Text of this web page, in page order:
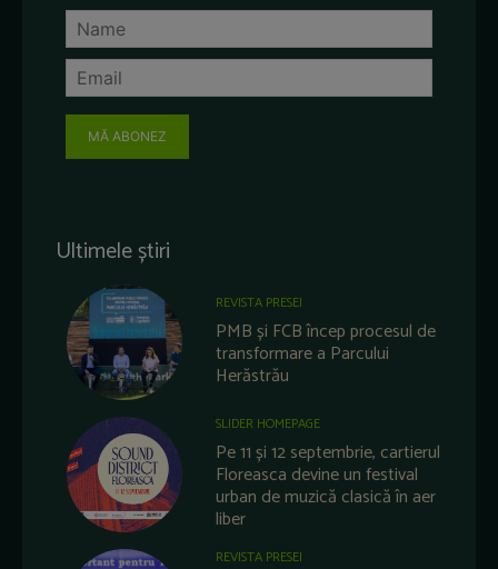
MĂ ABONEZ
Ultimele știri
REVISTA PRESEI
PMB și FCB încep procesul de
transformare a Parcului
Herăstrău
SLIDER HOMEPAGE
Pe 11 și 12 septembrie, cartierul
Floreasca devine un festival
urban de muzică clasică în aer
liber
REVISTA PRESEI